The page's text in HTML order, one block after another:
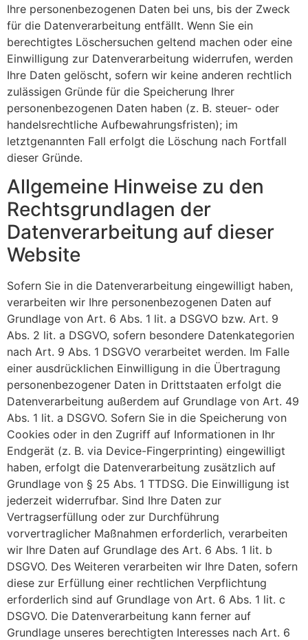
Ihre personenbezogenen Daten bei uns, bis der Zweck
für die Datenverarbeitung entfällt. Wenn Sie ein
berechtigtes Löschersuchen geltend machen oder eine
Einwilligung zur Datenverarbeitung widerrufen, werden
Ihre Daten gelöscht, sofern wir keine anderen rechtlich
zulässigen Gründe für die Speicherung Ihrer
personenbezogenen Daten haben (z. B. steuer- oder
handelsrechtliche Aufbewahrungsfristen); im
letztgenannten Fall erfolgt die Löschung nach Fortfall
dieser Gründe.
Allgemeine Hinweise zu den
Rechtsgrundlagen der
Datenverarbeitung auf dieser
Website
Sofern Sie in die Datenverarbeitung eingewilligt haben,
verarbeiten wir Ihre personenbezogenen Daten auf
Grundlage von Art. 6 Abs. 1 lit. a DSGVO bzw. Art. 9
Abs. 2 lit. a DSGVO, sofern besondere Datenkategorien
nach Art. 9 Abs. 1 DSGVO verarbeitet werden. Im Falle
einer ausdrücklichen Einwilligung in die Übertragung
personenbezogener Daten in Drittstaaten erfolgt die
Datenverarbeitung außerdem auf Grundlage von Art. 49
Abs. 1 lit. a DSGVO. Sofern Sie in die Speicherung von
Cookies oder in den Zugriff auf Informationen in Ihr
Endgerät (z. B. via Device-Fingerprinting) eingewilligt
haben, erfolgt die Datenverarbeitung zusätzlich auf
Grundlage von § 25 Abs. 1 TTDSG. Die Einwilligung ist
jederzeit widerrufbar. Sind Ihre Daten zur
Vertragserfüllung oder zur Durchführung
vorvertraglicher Maßnahmen erforderlich, verarbeiten
wir Ihre Daten auf Grundlage des Art. 6 Abs. 1 lit. b
DSGVO. Des Weiteren verarbeiten wir Ihre Daten, sofern
diese zur Erfüllung einer rechtlichen Verpflichtung
erforderlich sind auf Grundlage von Art. 6 Abs. 1 lit. c
DSGVO. Die Datenverarbeitung kann ferner auf
Grundlage unseres berechtigten Interesses nach Art. 6